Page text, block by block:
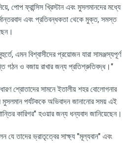
, পোপ ফ্রান্সিস খ্রিস্টান এবং মুসলমানদের মধ্যে
এবং প্রতিবন্ধকতা থেকে মুক্ত, সমস্ত
, এমন বিশ্বাসীদের প্রয়োজন যারা সামঞ্জস্যপূর্ণ
গঠন ও বজায় রাখার জন্য প্রতিশ্রুতিবদ্ধ।"
শ্রোতাদের সামনে ইতালীয় শহর বোলোগনার
পর্যটককে অভিবাদন জানানোর সময় এই
কারিগর" হওয়ার জন্য ধন্যবাদ জানিয়েছেন।
যে তাদের ভ্রাতৃত্বের সাক্ষ্য "মূল্যবান" এবং